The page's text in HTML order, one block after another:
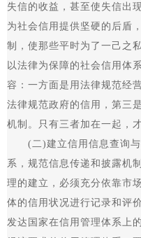
失信的收益，甚至使失信出
为社会信用提供坚硬的后盾
制，使那些平时为了一己之
以法律为保障的社会信用体
容：一方面是用法律规范经
法律规范政府的信用，第三
机制。只有三者加在一起，
(二)建立信用信息查询与
系，规范信息传递和披露机
理的建立，必须充分依靠市
体的信用状况进行记录和评
发达国家在信用管理体系上